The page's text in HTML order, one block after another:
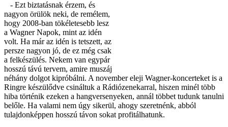
- Ezt biztatásnak érzem, és
nagyon örülök neki, de remélem,
hogy 2008-ban tökéletesebb lesz
a Wagner Napok, mint az idén
volt. Ha már az idén is tetszett, az
persze nagyon jó, de ez még csak
a felkészülés. Nekem van egypár
hosszú távú tervem, amire muszáj
néhány dolgot kipróbálni. A november eleji Wagner-koncerteket is a
Ringre készülődve csináltuk a Rádiózenekarral, hiszen minél több
hiba történik ezeken a hangversenyeken, annál többet tudunk tanulni
belőle. Ha valami nem úgy sikerül, ahogy szeretnénk, abból
tulajdonképpen hosszú távon sokat profitálhatunk.